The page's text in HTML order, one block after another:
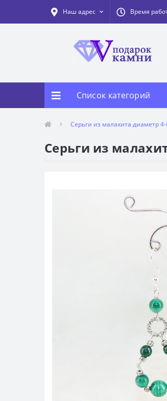
Наш адрес Время
Список категорий
Серьги из малахита диаметр
Серьги из